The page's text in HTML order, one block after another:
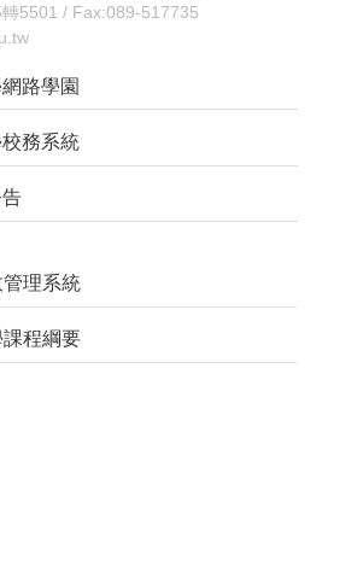
5501 / Fax:089-517735
路學園
務系統
理系統
程綱要